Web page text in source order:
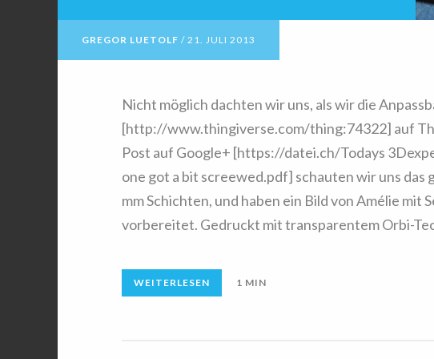
GREGOR LUETOLF / 21. JULI 2013
Nicht möglich dachten wir uns, als wir die
[http://www.thingiverse.com/thing:74322] auf
Post auf Google+ [https://datei.ch/Todays
one got a bit screewed.pdf] schauten wir uns das
mm Schichten, und haben ein Bild von Amélie
vorbereitet. Gedruckt mit transparentem Orbi-
WEITERLESEN 1 MIN